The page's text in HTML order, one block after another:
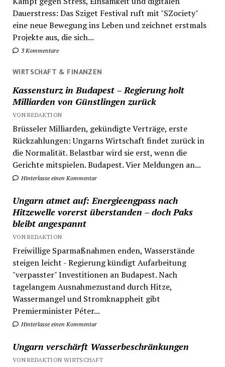
Dauerstress: Das Sziget Festival ruft mit "SZociety"
eine neue Bewegung ins Leben und zeichnet erstmals
Projekte aus, die sich...
3 Kommentare
WIRTSCHAFT & FINANZEN
Kassensturz in Budapest – Regierung holt
Milliarden von Günstlingen zurück
VON REDAKTION
Brüsseler Milliarden, gekündigte Verträge, erste
Rückzahlungen: Ungarns Wirtschaft findet zurück in
die Normalität. Belastbar wird sie erst, wenn die
Gerichte mitspielen. Budapest. Vier Meldungen an...
Hinterlasse einen Kommentar
Ungarn atmet auf: Energieengpass nach
Hitzewelle vorerst überstanden – doch Paks
bleibt angespannt
VON REDAKTION
Freiwillige Sparmaßnahmen enden, Wasserstände
steigen leicht - Regierung kündigt Aufarbeitung
"verpasster" Investitionen an Budapest. Nach
tagelangem Ausnahmezustand durch Hitze,
Wassermangel und Stromknappheit gibt
Premierminister Péter...
Hinterlasse einen Kommentar
Ungarn verschärft Wasserbeschränkungen
VON REDAKTION WIRTSCHAFT